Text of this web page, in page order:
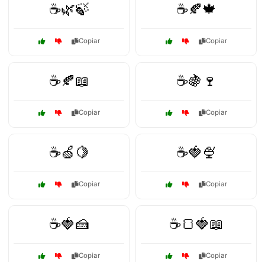
☕🌿🍃
Copiar
☕🍂🍁
Copiar
☕🍂📖
Copiar
☕🍇🍷
Copiar
☕🍏🍋
Copiar
☕🍓🍨
Copiar
☕🍓🍰
Copiar
☕🍞🍓📖
Copiar